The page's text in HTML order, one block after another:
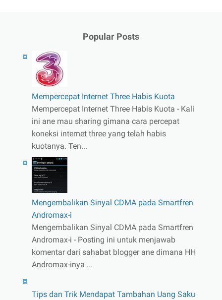
Popular Posts
Mempercepat Internet Three Habis Kuota
Mempercepat Internet Three Habis Kuota - Kali
ini ane mau sharing gimana cara percepat
koneksi internet three yang telah habis
kuotanya. Ten...
Mengembalikan Sinyal CDMA pada Smartfren
Andromax-i
Mengembalikan Sinyal CDMA pada Smartfren
Andromax-i - Posting ini untuk menjawab
komentar dari sahabat blogger ane dimana HH
Andromax-inya ...
Tips dan Trik Mendapat Tambahan Uang Saku